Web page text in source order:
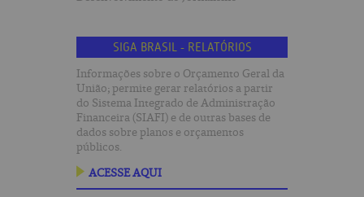
SIGA BRASIL - RELATÓRIOS
Informações sobre o Orçamento Geral da
União; permite gerar relatórios a partir
do Sistema Integrado de Administração
Financeira (SIAFI) e de outras bases de
dados sobre planos e orçamentos
públicos.
ACESSE AQUI